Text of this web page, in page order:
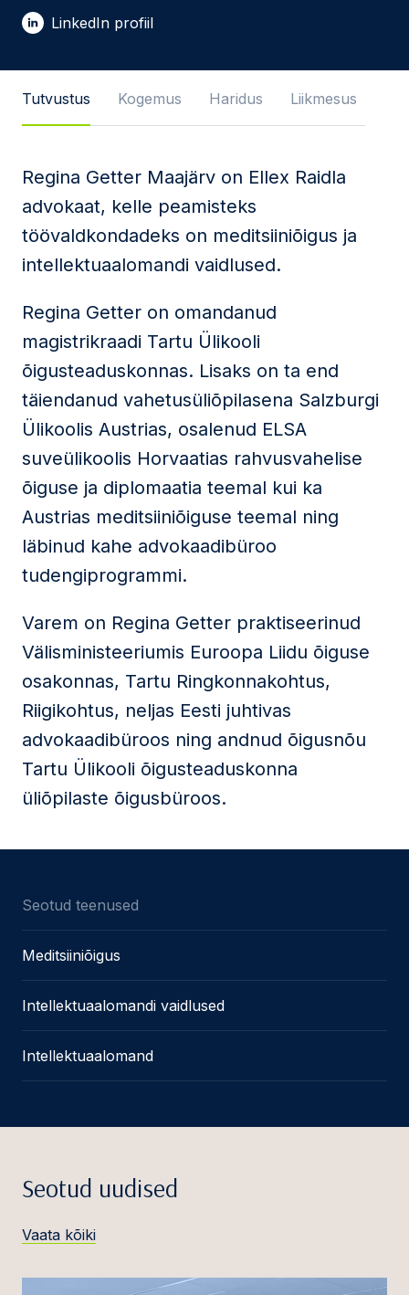
E-post *
Sõnum
Nõustun privaatsuspoliitika
ja
kasutustingimustega
Seda veebilehte kaitseb reCAPTCHA ning kehtivad
Google'iprivaatsuspoliitikajateenusetingimused
Saada
LinkedIn profiil
Tutvustus Kogemus Haridus Liikmesus
Regina Getter Maajärv on Ellex Raidla
advokaat, kelle peamisteks
töövaldkondadeks on meditsiiniõigus ja
intellektuaalomandi vaidlused.
Regina Getter on omandanud
magistrikraadi Tartu Ülikooli
õigusteaduskonnas. Lisaks on ta end
täiendanud vahetusüliõpilasena Salzburgi
Ülikoolis Austrias, osalenud ELSA
suveülikoolis Horvaatias rahvusvahelise
õiguse ja diplomaatia teemal kui ka
Austrias meditsiiniõiguse teemal ning
läbinud kahe advokaadibüroo
tudengiprogrammi.
Varem on Regina Getter praktiseerinud
Välisministeeriumis Euroopa Liidu õiguse
osakonnas, Tartu Ringkonnakohtus,
Riigikohtus, neljas Eesti juhtivas
advokaadibüroos ning andnud õigusnõu
Tartu Ülikooli õigusteaduskonna
üliõpilaste õigusbüroos.
Seotud teenused
Meditsiiniõigus
Intellektuaalomandi vaidlused
Intellektuaalomand
Seotud uudised
Vaata kõiki